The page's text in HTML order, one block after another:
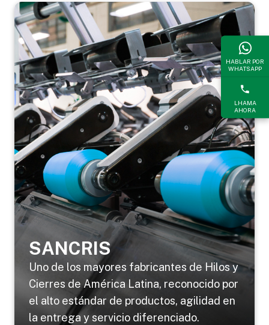
SANCRIS
Uno de los mayores fabricantes de Hilos y
Cierres de América Latina, reconocido por
el alto estándar de productos, agilidad en
la entrega y servicio diferenciado.
HABLAR POR
WHATSAPP
LHAMA
AHORA